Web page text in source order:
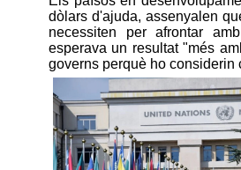
dòlars d'ajuda, assenyalen
necessiten per afrontar
esperava un resultat "més
governs perquè ho